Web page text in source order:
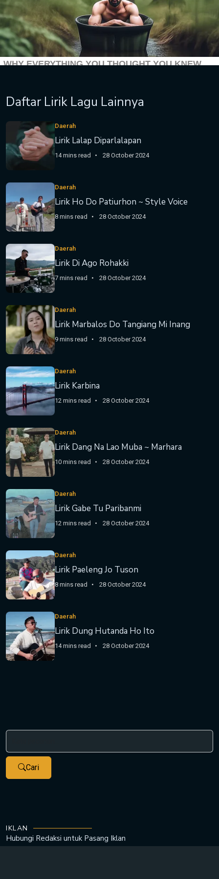
Daftar Lirik Lagu Lainnya
Daerah
Lirik Lalap Diparlalapan
14 mins read 28 October 2024
Daerah
Lirik Ho Do Patiurhon ~ Style Voice
8 mins read 28 October 2024
Daerah
Lirik Di Ago Rohakki
7 mins read 28 October 2024
Daerah
Lirik Marbalos Do Tangiang Mi Inang
9 mins read 28 October 2024
Daerah
Lirik Karbina
12 mins read 28 October 2024
Daerah
Lirik Dang Na Lao Muba ~ Marhara
10 mins read 28 October 2024
Daerah
Lirik Gabe Tu Paribanmi
12 mins read 28 October 2024
Daerah
Lirik Paeleng Jo Tuson
8 mins read 28 October 2024
Daerah
Lirik Dung Hutanda Ho Ito
14 mins read 28 October 2024
Cari
IKLAN
Hubungi Redaksi untuk Pasang Iklan